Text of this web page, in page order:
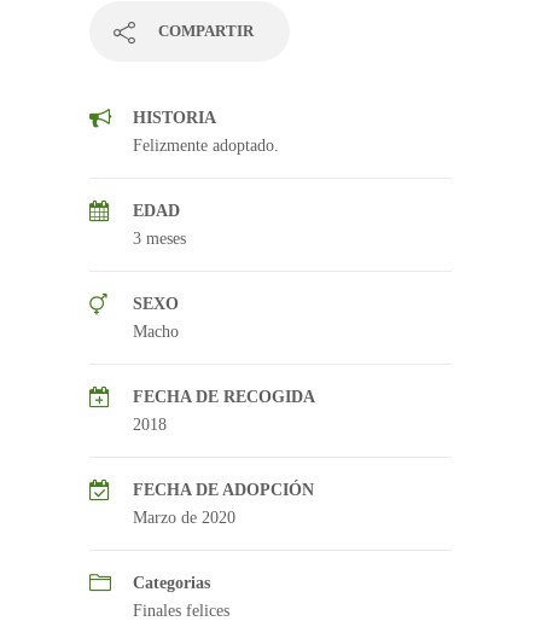
COMPARTIR
HISTORIA
Felizmente adoptado.
EDAD
3 meses
SEXO
Macho
FECHA DE RECOGIDA
2018
FECHA DE ADOPCIÓN
Marzo de 2020
Categorias
Finales felices